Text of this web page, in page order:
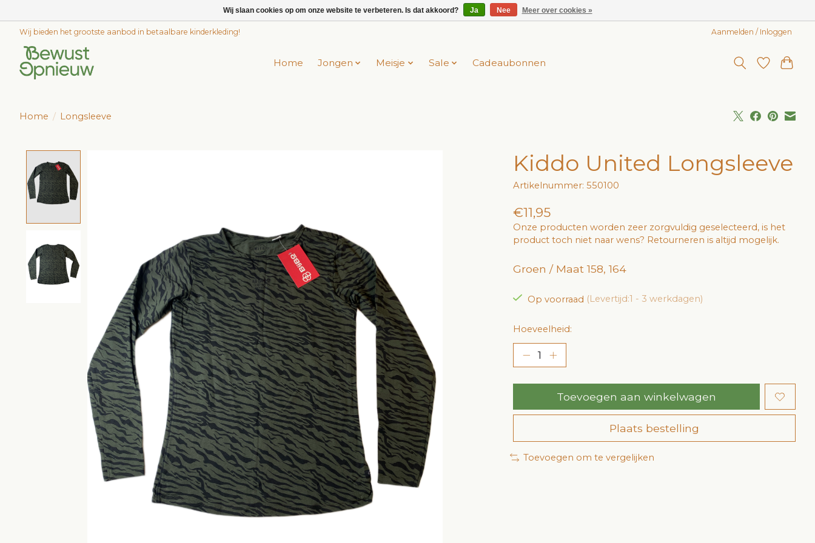
Wij bieden het grootste aanbod in betaalbare kinderkleding! Aanmelden / Inloggen
Home Jongen Meisje Sale Cadeaubonnen
Home / Longsleeve
Kiddo United Longsleeve
Artikelnummer: 550100
€11,95
Onze producten worden zeer zorgvuldig geselecteerd, is het
product toch niet naar wens? Retourneren is altijd mogelijk.
Groen / Maat 158, 164
Op voorraad (Levertijd:1 - 3 werkdagen)
Hoeveelheid:
Toevoegen aan winkelwagen
Plaats bestelling
Toevoegen om te vergelijken
Wij slaan cookies op om onze website te verbeteren. Is dat akkoord? Ja Nee Meer over cookies »